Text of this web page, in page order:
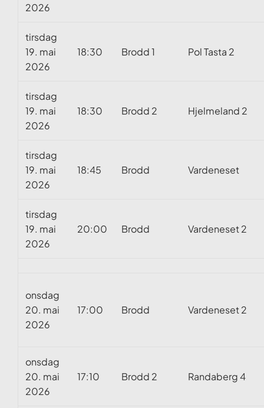
2026
tirsdag
19. mai
2026
18:30 Brodd 1 Pol Tasta 2
tirsdag
19. mai
2026
18:30 Brodd 2 Hjelmeland 2
tirsdag
19. mai
2026
18:45 Brodd Vardeneset
tirsdag
19. mai
2026
20:00 Brodd Vardeneset 2
onsdag
20. mai
2026
17:00 Brodd Vardeneset 2
onsdag
20. mai
2026
17:10 Brodd 2 Randaberg 4